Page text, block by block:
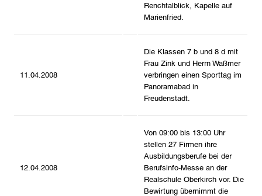
Renchtalblick, Kapelle auf
Marienfried.
11.04.2008
Die Klassen 7 b und 8 d mit
Frau Zink und Herrn Waßmer
verbringen einen Sporttag im
Panoramabad in
Freudenstadt.
12.04.2008
Von 09:00 bis 13:00 Uhr
stellen 27 Firmen ihre
Ausbildungsberufe bei der
Berufsinfo-Messe an der
Realschule Oberkirch vor. Die
Bewirtung übernimmt die